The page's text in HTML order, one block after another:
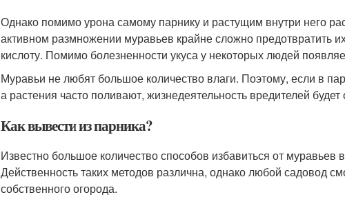
Однако помимо урона самому парнику и растущим внутри него
активном размножении муравьев крайне сложно предотвратить
кислоту. Помимо болезненности укуса у некоторых людей
Муравьи не любят большое количество влаги. Поэтому, если в
а растения часто поливают, жизнедеятельность вредителей будет
Как вывести из парника?
Известно большое количество способов избавиться от муравьев
Действенность таких методов различна, однако любой садовод
собственного огорода.